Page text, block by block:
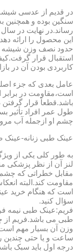
در قدیم از عدسی
سنگین بوده و
این محصول را ارائه
حدود نصف وزن شیشه
استقبال قرار
کاربردی بودن آن در
عامل بعدی که جزء
طول عمر افراد تأثیر
چشم او ازجمله آب
عینک طبی زنانه-عینک
به طور کلی یکی از
لنز آن از نظر پزشکی
مقابل خطراتی که چشم
مقاومت کند.البته
است که هنگام خرید
سؤال کنید.
فریم:عینک طبی نیمه
طبی می باشد.فریم از
وزن آن بسیار مهم
ساعت و یا حتی چندین
درجه اول باید سبک